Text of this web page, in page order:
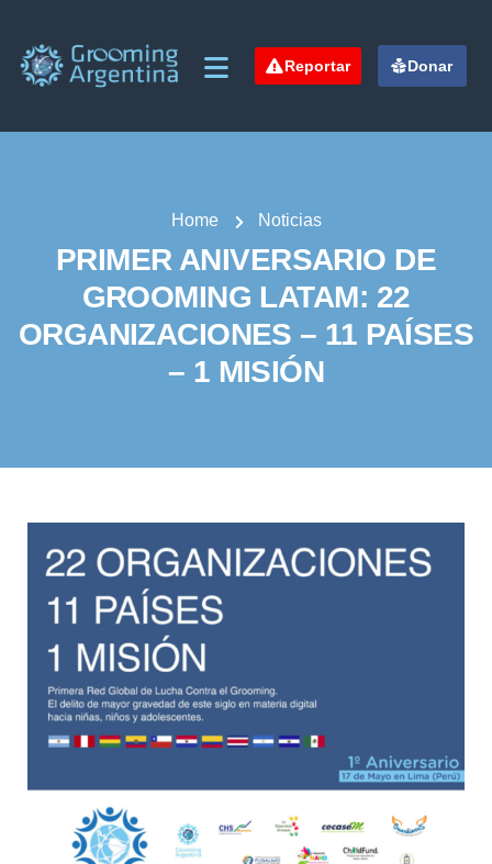
Reportar Donar
Home Noticias
PRIMER ANIVERSARIO DE
GROOMING LATAM: 22
ORGANIZACIONES – 11 PAÍSES
– 1 MISIÓN